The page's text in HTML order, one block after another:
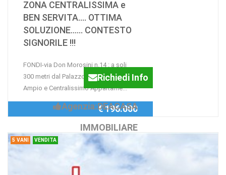
ZONA CENTRALISSIMA e
BEN SERVITA.... OTTIMA
SOLUZIONE...... CONTESTO
SIGNORILE !!!
FONDI-via Don Morosini n.14 : a soli
300 metri dal Palazzo Comunale,
Ampio e Centralissimo Appartame...
Richiedi Info
Agenzia:DEACASA
IMMOBILIARE
€ 196.000
5 VANI VENDITA